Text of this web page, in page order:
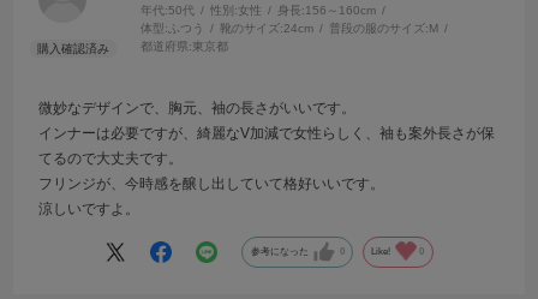
年代:50代 性別:女性 身長:156～160cm
体型: ふつう 靴のサイズ:24cm 普段の服のサイズ:M
都道府県:東京都
微妙なデザインで、胸元、袖の長さがいいです。
インナーは必要ですが、綺麗なV加減で女性らしく、袖も案外長さが保
てるので大丈夫です。
フリンジが、今時感を醸し出していて格好いいです。
涼しいですよ。
参考になった 0 Like! 0